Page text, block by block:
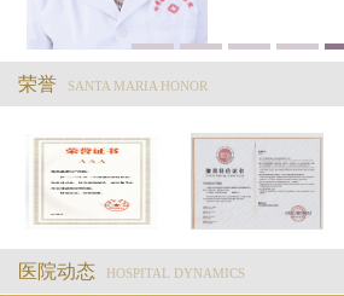
荣誉 SANTA MARIA HONOR
医院动态 HOSPITAL DYNAMICS